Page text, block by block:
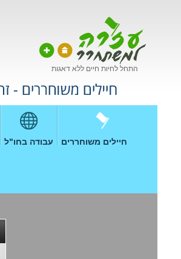
התחל לחיות חיים ללא דאגות
חיילים משוחררים עבודה בחו"ל